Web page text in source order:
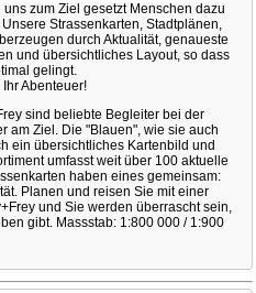
zum Ziel gesetzt Menschen dazu
Strassenkarten, Stadtplänen,
durch Aktualität, genaueste
und übersichtliches Layout, so dass
gelingt.
Abenteuer!
sind beliebte Begleiter bei der
am Ziel. Die "Blauen", wie sie auch
ein übersichtliches Kartenbild und
umfasst weit über 100 aktuelle
haben eines gemeinsam:
Planen und reisen Sie mit einer
und Sie werden überrascht sein,
gibt. Massstab: 1:800 000 / 1:900